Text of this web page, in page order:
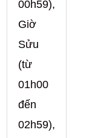
00h59),
Giờ
Sửu
(từ
01h00
đến
02h59),